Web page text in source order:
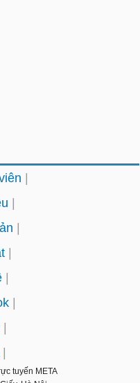
tuyến META